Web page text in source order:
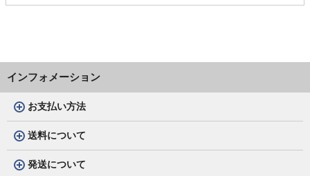
インフォメーション
お支払い方法
送料について
発送について